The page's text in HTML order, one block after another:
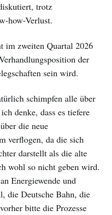
trotz
how-Verlust.
im zweiten Quartal 2026
der
sein wird.
schimpfen alle über
denke, dass es tiefere
die neue
verflogen, da die sich
darstellt als die alte
wohl so nicht geben wird.
Energiewende und
die Deutsche Bahn, die
bitte die Prozesse